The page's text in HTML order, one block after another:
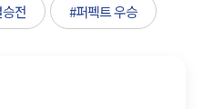
전 #퍼펙트 우승